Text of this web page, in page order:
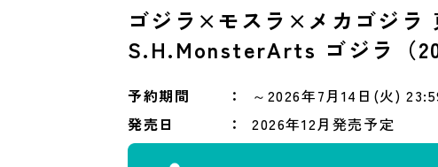
ゴジラ×モスラ×メカゴジラ
S.H.MonsterArts ゴジラ（
予約期間
～2026年7月14日(火)
発売日
2026年12月発売予定